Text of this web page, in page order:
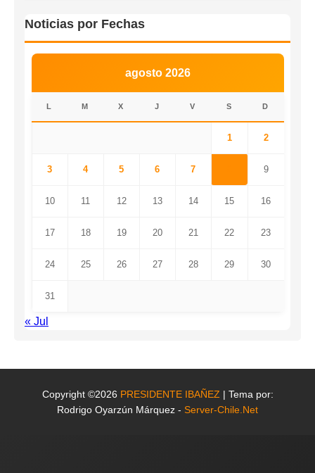
Noticias por Fechas
agosto 2026
L M X J V S D
1 2
3 4 5 6 7 9
10 11 12 13 14 15 16
17 18 19 20 21 22 23
24 25 26 27 28 29 30
31
« Jul
Copyright ©2026 PRESIDENTE IBAÑEZ | Tema por:
Rodrigo Oyarzún Márquez - Server-Chile.Net